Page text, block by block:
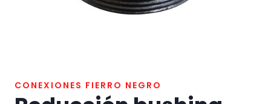
CONEXIONES FIERRO NEGRO